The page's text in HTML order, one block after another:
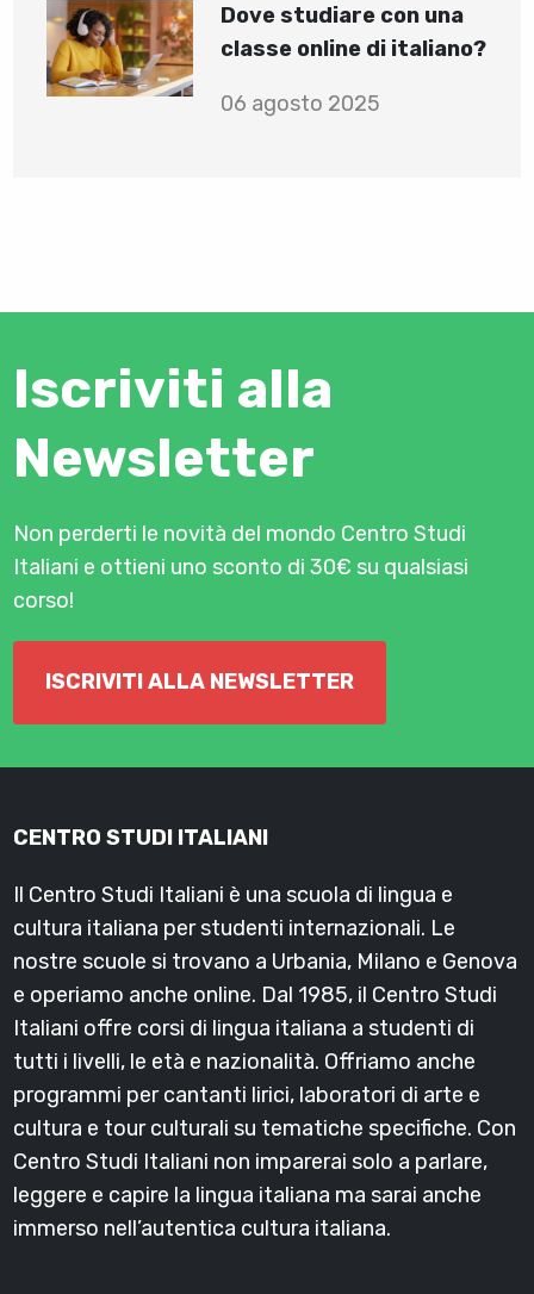
Dove studiare con una
classe online di italiano?
06 agosto 2025
Iscriviti alla
Newsletter
Non perderti le novità del mondo Centro Studi
Italiani e ottieni uno sconto di 30€ su qualsiasi
corso!
ISCRIVITI ALLA NEWSLETTER
CENTRO STUDI ITALIANI
Il Centro Studi Italiani è una scuola di lingua e
cultura italiana per studenti internazionali. Le
nostre scuole si trovano a Urbania, Milano e Genova
e operiamo anche online. Dal 1985, il Centro Studi
Italiani offre corsi di lingua italiana a studenti di
tutti i livelli, le età e nazionalità. Offriamo anche
programmi per cantanti lirici, laboratori di arte e
cultura e tour culturali su tematiche specifiche. Con
Centro Studi Italiani non imparerai solo a parlare,
leggere e capire la lingua italiana ma sarai anche
immerso nell’autentica cultura italiana.